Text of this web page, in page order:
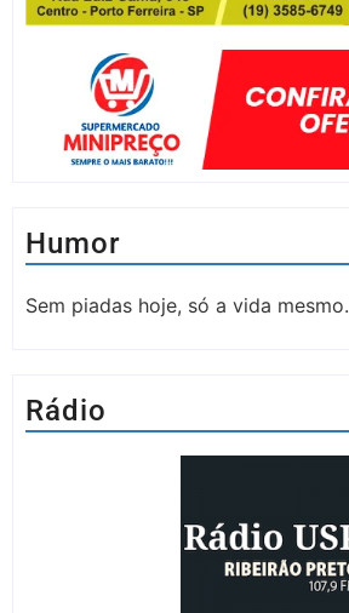
Humor
Sem piadas hoje, só a vida mesmo.
Rádio